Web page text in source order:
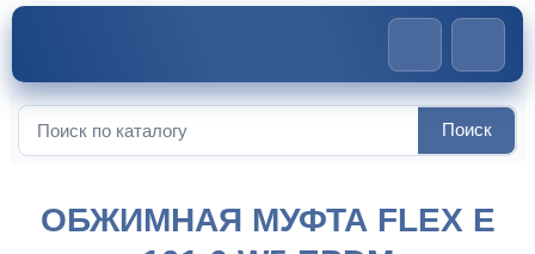
Искать:
Поиск
101.6 W5 EPDM
ОБЖИМНАЯ МУФТА FLEX E